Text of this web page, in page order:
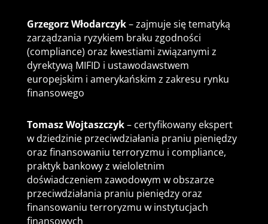
Grzegorz Włodarczyk– zajmuje się tematyką
zarządzania ryzykiem braku zgodności
(compliance) oraz kwestiami związanymi z
dyrektywą MIFID i ustawodawstwem
europejskim i amerykańskim z zakresu rynku
finansowego
Tomasz Wojtaszczyk– certyfikowany ekspert
w dziedzinie przeciwdziałania praniu pieniędzy
oraz finansowaniu terroryzmu i compliance,
praktyk bankowy z wieloletnim
doświadczeniem zawodowym w obszarze
przeciwdziałania praniu pieniędzy oraz
finansowaniu terroryzmu w instytucjach
finansowych